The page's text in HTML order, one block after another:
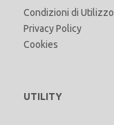
Condizioni di Utilizzo
Privacy Policy
Cookies
UTILITY